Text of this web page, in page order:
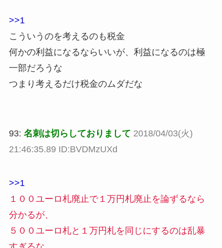
>>1
こういうのを考えるのも税金
何かの利益になるならいいが、利益になるのは極
一部だろうな
つまり考えるだけ税金のムダだな
93: 名刺は切らしておりまして 2018/04/03(火)
21:46:35.89 ID:BVDMzUXd
>>1
１００ユーロ札廃止で１万円札廃止を論ずるなら
分かるが、
５００ユーロ札と１万円札を同じにするのは乱暴